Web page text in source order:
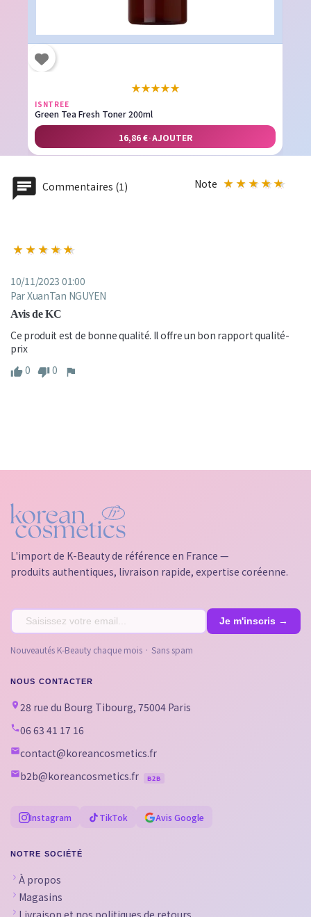
★★★★★
ISNTREE
Green Tea Fresh Toner 200ml
16,86 €·AJOUTER
Commentaires (1) Note
10/11/2023 01:00
Par XuanTan NGUYEN
Avis de KC
Ce produit est de bonne qualité. Il offre un bon rapport qualité-
prix
0
0
L'import de K-Beauty de référence en France —
produits authentiques, livraison rapide, expertise coréenne.
Nouveautés K-Beauty chaque mois · Sans spam
NOUS CONTACTER
28 rue du Bourg Tibourg, 75004 Paris
06 63 41 17 16
contact@koreancosmetics.fr
b2b@koreancosmetics.fr
B2B
Instagram TikTok Avis Google
NOTRE SOCIÉTÉ
À propos
Magasins
Livraison et nos politiques de retours